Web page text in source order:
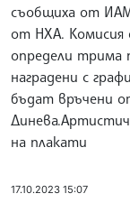
съобщиха от
от НХА.
определи трима
наградени с
бъдат връчени
на плакати
17.10.2023 15:07